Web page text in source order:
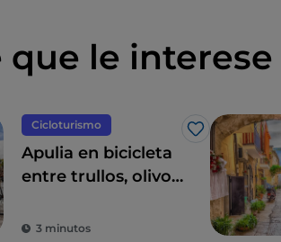
que le interese
Cicloturismo
Me gusta
Apulia en bicicleta
entre trullos, olivos
encanto
3 minutos